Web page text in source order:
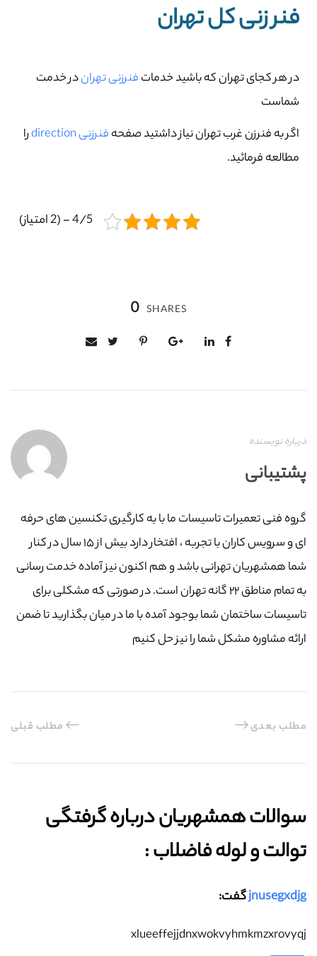
فنر زنی کل تهران
در هر کجای تهران که باشید خدماتفنرزنی تهراندر خدمت
شماست
اگر به فنرزن غرب تهران نیاز داشتید صفحهفنرزنی direction
را
مطالعه فرمائید.
4/5 - (2 امتیاز)
0 SHARES
درباره نویسنده
پشتیبانی
گروه فنی تعمیرات تاسیسات ما با به‌ کارگیری تکنسین های حرفه
ای و سرویس کاران با تجربه ، افتخار دارد بیش از ۱۵ سال در کنار
شما همشهریان تهرانی باشد و هم اکنون نیز آماده خدمت رسانی
به تمام مناطق ۲۲ گانه تهران است. در صورتی که مشکلی برای
تاسیسات ساختمان شما بوجود آمده با ما در میان بگذارید تا ضمن
ارائه مشاوره مشکل شما را نیز حل کنیم
مطلب قبلی مطلب بعدی
سوالات همشهریان درباره گرفتگی
توالت و لوله فاضلاب :‌
jnusegxdjgگفت:
xlueeffejjdnxwokvyhmkmzxrovyqj